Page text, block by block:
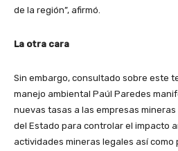
de la región”, afirmó.
La otra cara
Sin embargo, consultado sobre este
manejo ambiental Paúl Paredes
nuevas tasas a las empresas
del Estado para controlar el impacto
actividades mineras legales así